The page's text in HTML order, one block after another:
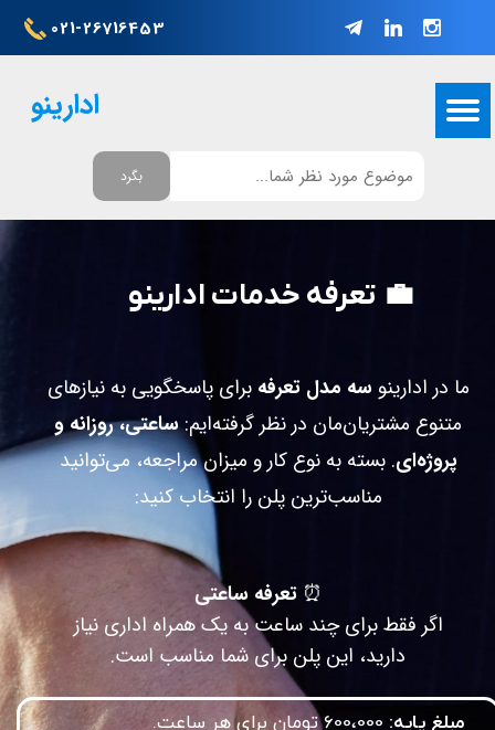
021-26716453
ادارینو
بگرد
💼 تعرفه خدمات ادارینو​​​​​​​
ما در ادارینو سه مدل تعرفه برای پاسخگویی به نیازهای
متنوع مشتریان‌مان در نظر گرفته‌ایم:ساعتی، روزانه و
پروژه‌ای. بسته به نوع کار و میزان مراجعه، می‌توانید
مناسب‌ترین پلن را انتخاب کنید:
مبلغ پایه:
⏰ تعرفه ساعتی
اگر فقط برای چند ساعت به یک همراه اداری نیاز
دارید، این پلن برای شما مناسب است.